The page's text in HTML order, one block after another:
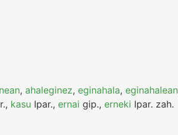
, ahaleginez, eginahala, eginahalean
, kasu Ipar., ernai gip., erneki Ipar. zah.